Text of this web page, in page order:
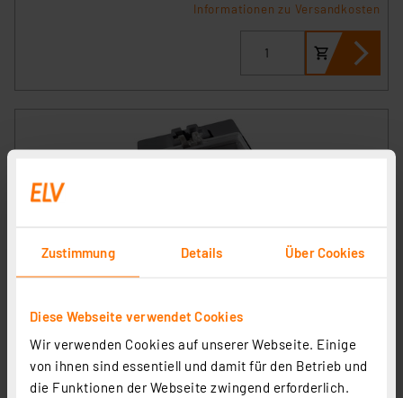
Zustimmung Details Über Cookies
Diese Webseite verwendet Cookies
Wir verwenden Cookies auf unserer Webseite. Einige
von ihnen sind essentiell und damit für den Betrieb und
die Funktionen der Webseite zwingend erforderlich.
Informationen zu Versandkosten
Artikel-Nr. 040335
6,49 €
inkl. MwSt.
Informationen zu Versandkosten